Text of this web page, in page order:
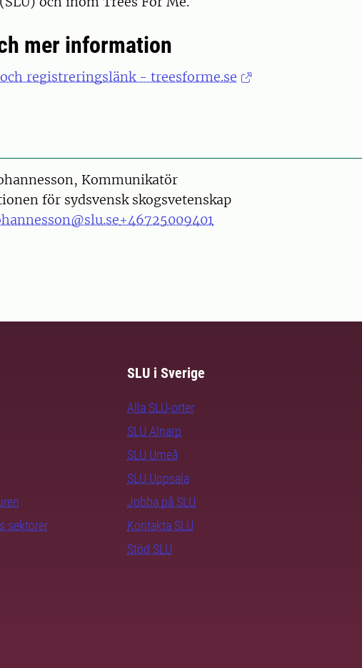
mer information
registreringslänk - treesforme.se
Kommunikatör
för sydsvensk skogsvetenskap
+46725009401
sektorer
SLU i Sverige
Alla SLU-orter
SLU Alnarp
SLU Umeå
SLU Uppsala
Jobba på SLU
Kontakta SLU
Stöd SLU